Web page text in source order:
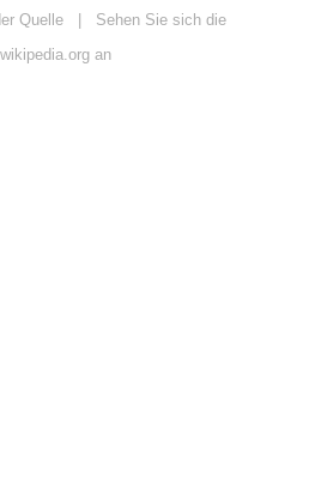
Quelle | Sehen Sie sich die
an